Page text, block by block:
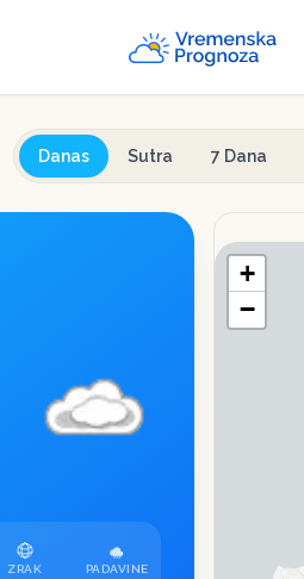
Danas Sutra 7 Dana
ZRAK PADAVINE
+
−